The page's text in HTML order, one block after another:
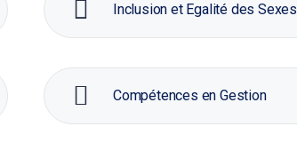
Inclusion et Egalité des Sexes
Compétences en Gestion